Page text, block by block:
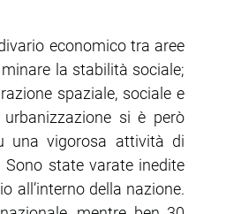
economico tra aree
la stabilità sociale;
spaziale, sociale e
si è però
una vigorosa attività di
state varate inedite
all’interno della nazione.